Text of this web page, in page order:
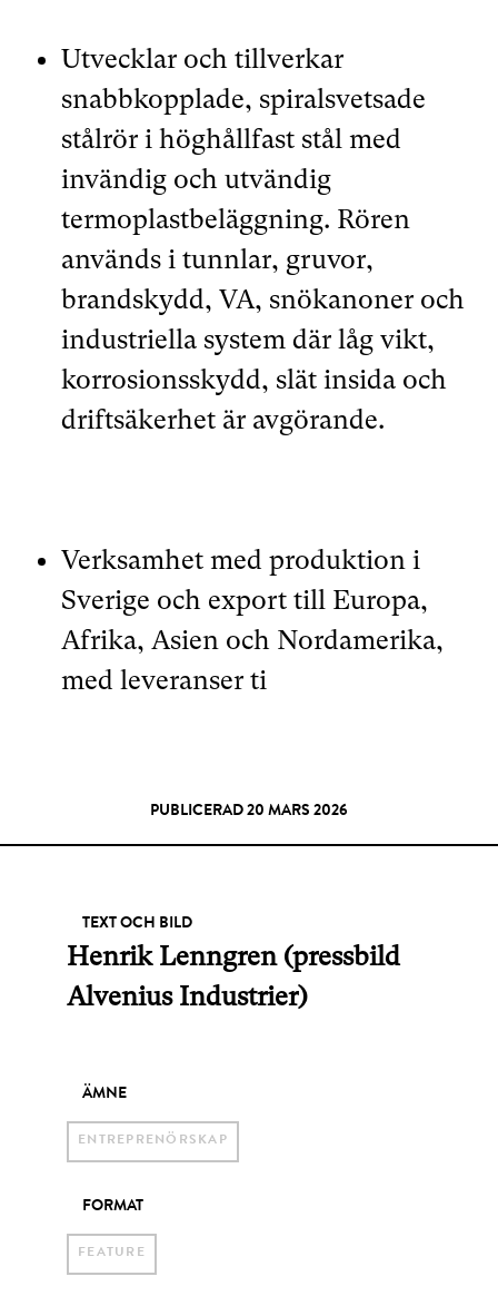
Utvecklar och tillverkar
snabbkopplade, spiralsvetsade
stålrör i höghållfast stål med
invändig och utvändig
termoplastbeläggning. Rören
används i tunnlar, gruvor,
brandskydd, VA, snökanoner och
industriella system där låg vikt,
korrosionsskydd, slät insida och
driftsäkerhet är avgörande.
Verksamhet med produktion i
Sverige och export till Europa,
Afrika, Asien och Nordamerika,
med leveranser ti
PUBLICERAD 20 MARS 2026
TEXT OCH BILD
Henrik Lenngren (pressbild
Alvenius Industrier)
ÄMNE
ENTREPRENÖRSKAP
FORMAT
FEATURE